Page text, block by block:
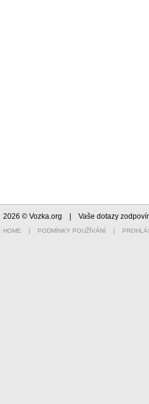
2026 © Vozka.org | Vaše dotazy
HOME | PODMÍNKY POUŽÍVÁNÍ |